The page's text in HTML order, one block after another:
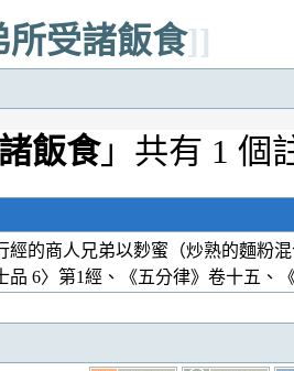
所受諸飯食]]
飯食」共有 1 個
經的商人兄弟以麨蜜（炒熟的麵粉
品 6〉第1經、《五分律》卷十五、